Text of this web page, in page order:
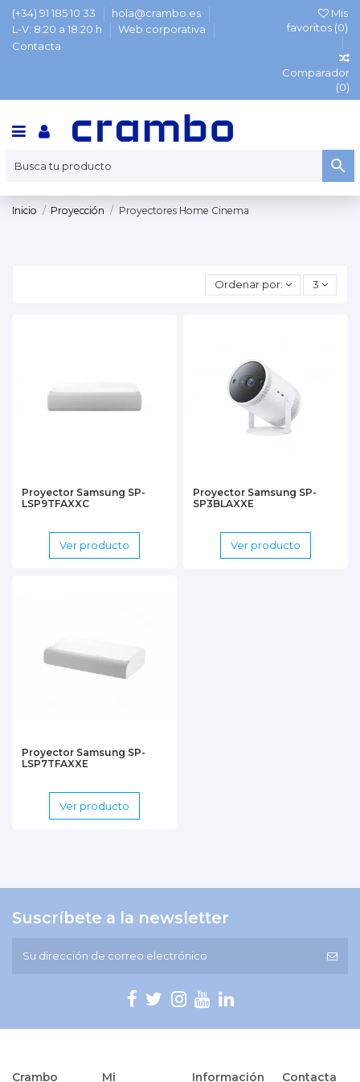
(+34) 91 185 10 33
hola@crambo.es
L-V: 8:20 a 18:20 h
Web corporativa
Contacta
Mis
favoritos (0)
Comparador
(0)
Inicio Proyección Proyectores Home Cinema
Ordenar por: 3
Proyector Samsung SP-
LSP9TFAXXC
Ver producto
Proyector Samsung SP-
SP3BLAXXE
Ver producto
Proyector Samsung SP-
LSP7TFAXXE
Ver producto
Suscríbete a la newsletter
Crambo Mi Información Contacta